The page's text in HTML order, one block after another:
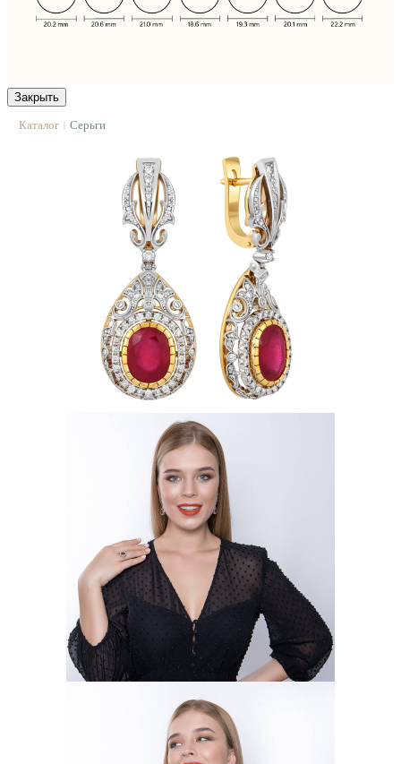
Закрыть
Каталог | Серьги